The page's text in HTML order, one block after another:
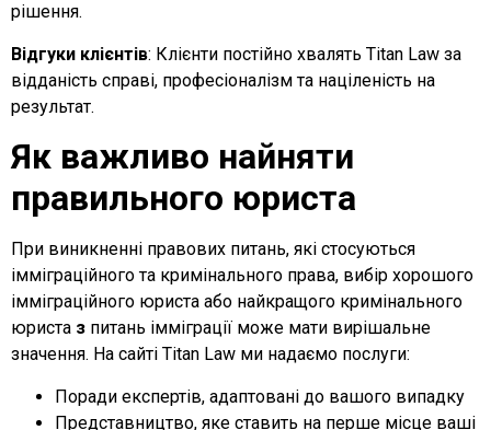
рішення.
Відгуки клієнтів: Клієнти постійно хвалять Titan Law за
відданість справі, професіоналізм та націленість на
результат.
Як важливо найняти
правильного юриста
При виникненні правових питань, які стосуються
імміграційного та кримінального права, вибір хорошого
імміграційного юриста або найкращого кримінального
юриста з питань імміграції може мати вирішальне
значення. На сайті Titan Law ми надаємо послуги:
Поради експертів, адаптовані до вашого випадку
Представництво, яке ставить на перше місце ваші